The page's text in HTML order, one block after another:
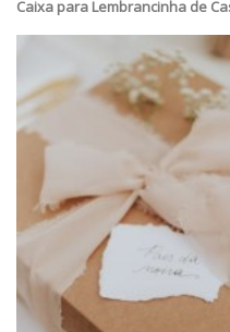
Caixa para Lembrancinha de